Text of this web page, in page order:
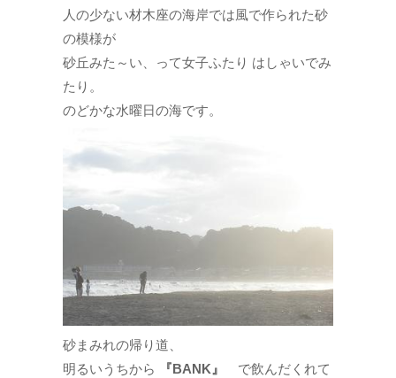
人の少ない材木座の海岸では風で作られた砂
の模様が
砂丘みた～い、って女子ふたり はしゃいでみ
たり。
のどかな水曜日の海です。
砂まみれの帰り道、
明るいうちから
『BANK』 で飲んだくれて